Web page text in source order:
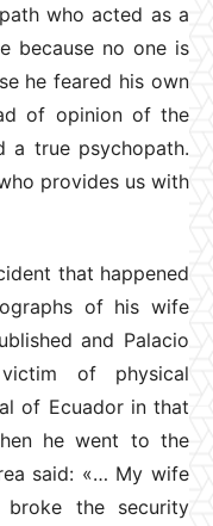
who acted as a
because no one is
he feared his own
of opinion of the
a true psychopath.
provides us with
that happened
of his wife
and Palacio
of physical
of Ecuador in that
he went to the
said: «… My wife
the security